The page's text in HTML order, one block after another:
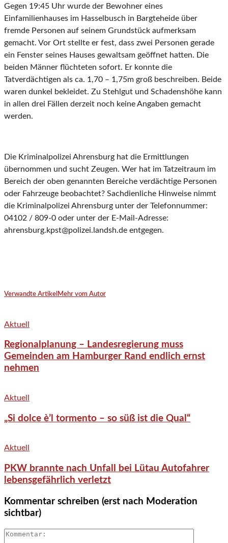
Gegen 19:45 Uhr wurde der Bewohner eines
Einfamilienhauses im Hasselbusch in Bargteheide über
fremde Personen auf seinem Grundstück aufmerksam
gemacht. Vor Ort stellte er fest, dass zwei Personen gerade
ein Fenster seines Hauses gewaltsam geöffnet hatten. Die
beiden Männer flüchteten sofort. Er konnte die
Tatverdächtigen als ca. 1,70 – 1,75m groß beschreiben. Beide
waren dunkel bekleidet. Zu Stehlgut und Schadenshöhe kann
in allen drei Fällen derzeit noch keine Angaben gemacht
werden.
Die Kriminalpolizei Ahrensburg hat die Ermittlungen
übernommen und sucht Zeugen. Wer hat im Tatzeitraum im
Bereich der oben genannten Bereiche verdächtige Personen
oder Fahrzeuge beobachtet? Sachdienliche Hinweise nimmt
die Kriminalpolizei Ahrensburg unter der Telefonnummer:
04102 / 809-0 oder unter der E-Mail-Adresse:
ahrensburg.kpst@polizei.landsh.de entgegen.
Verwandte Artikel Mehr vom Autor
Aktuell
Regionalplanung – Landesregierung muss
Gemeinden am Hamburger Rand endlich ernst
nehmen
Aktuell
„Si dolce è’l tormento – so süß ist die Qual“
Aktuell
PKW brannte nach Unfall bei Lütau Autofahrer
lebensgefährlich verletzt
Kommentar schreiben (erst nach Moderation
sichtbar)